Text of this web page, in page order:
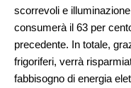
scorrevoli e
consumerà il 63 per
precedente. In totale,
frigoriferi, verrà
fabbisogno di energia